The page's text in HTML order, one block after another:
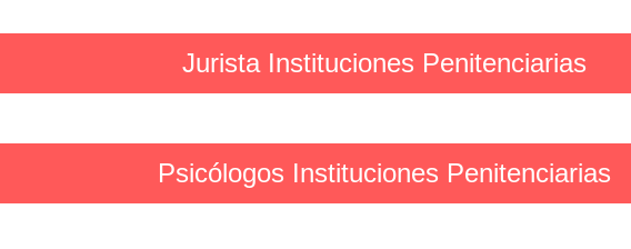
Jurista Instituciones Penitenciarias
Psicólogos Instituciones Penitenciarias